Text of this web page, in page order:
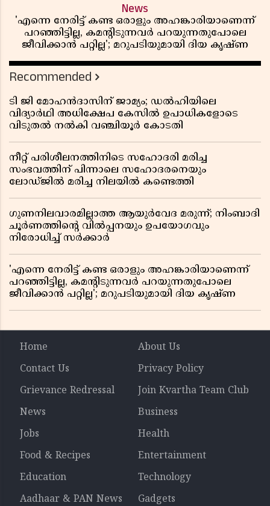
News
'എന്നെ നേരിട്ട് കണ്ട ഒരാളും അഹങ്കാരിയാണെന്ന്
പറഞ്ഞിട്ടില്ല, കമൻ്റിടുന്നവർ പറയുന്നതുപോലെ
ജീവിക്കാൻ പറ്റില്ല'; മറുപടിയുമായി ദിയ കൃഷ്ണ
Recommended
ടി ജി മോഹൻദാസിന് ജാമ്യം; ഡൽഹിയിലെ
വിദ്യാർഥി അധിക്ഷേപ കേസിൽ ഉപാധികളോടെ
വിടുതൽ നൽകി വഞ്ചിയൂർ കോടതി
നീറ്റ് പരിശീലനത്തിനിടെ സഹോദരി മരിച്ച
സംഭവത്തിന് പിന്നാലെ സഹോദരനെയും
ലോഡ്ജിൽ മരിച്ച നിലയിൽ കണ്ടെത്തി
ഗുണനിലവാരമില്ലാത്ത ആയുർവേദ മരുന്ന്; നിംബാദി
ചൂർണത്തിൻ്റെ വിൽപ്പനയും ഉപയോഗവും
നിരോധിച്ച് സർക്കാർ
'എന്നെ നേരിട്ട് കണ്ട ഒരാളും അഹങ്കാരിയാണെന്ന്
പറഞ്ഞിട്ടില്ല, കമൻ്റിടുന്നവർ പറയുന്നതുപോലെ
ജീവിക്കാൻ പറ്റില്ല'; മറുപടിയുമായി ദിയ കൃഷ്ണ
Home
About Us
Contact Us
Privacy Policy
Grievance Redressal
Join Kvartha Team Club
News
Business
Jobs
Health
Food & Recipes
Entertainment
Education
Technology
Aadhaar & PAN News
Gadgets